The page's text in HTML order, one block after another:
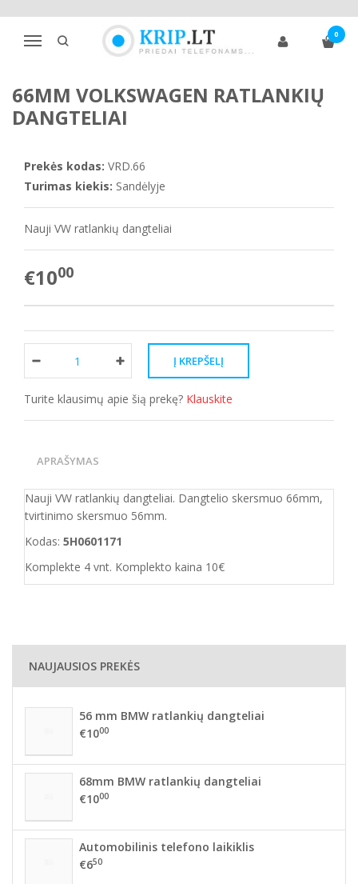
Navigacija
0
Pagrindinis Priedai automobiliams
Ratlankių dangteliai
Amžius 1,5 - 2 m.
Volkswagen
66mm Volkswagen ratlankių dangteliai
66MM VOLKSWAGEN RATLANKIŲ
DANGTELIAI
Prekės kodas: VRD.66
Turimas kiekis: Sandėlyje
Nauji VW ratlankių dangteliai
€1000
Turite klausimų apie šią prekę? Klauskite
APRAŠYMAS
Nauji VW ratlankių dangteliai. Dangtelio skersmuo 66mm,
tvirtinimo skersmuo 56mm.
Kodas: 5H0601171
Komplekte 4 vnt. Komplekto kaina 10€
NAUJAUSIOS PREKĖS
56 mm BMW ratlankių dangteliai
€1000
68mm BMW ratlankių dangteliai
€1000
Automobilinis telefono laikiklis
€650